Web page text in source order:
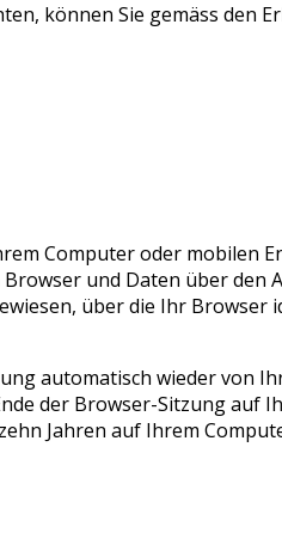
können Sie gemäss den
Computer oder mobilen
und Daten über den
über die Ihr Browser
automatisch wieder von
der Browser-Sitzung auf
Jahren auf Ihrem